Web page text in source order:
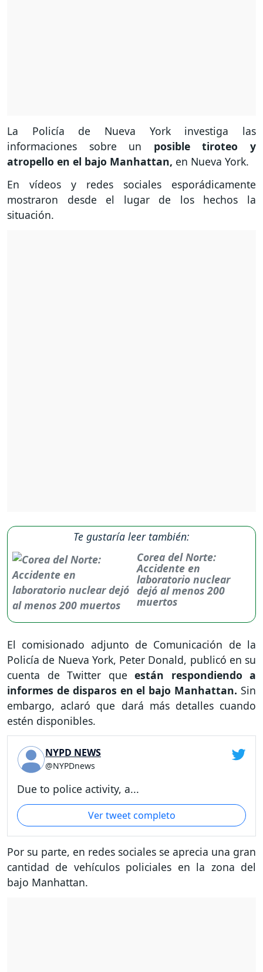
La Policía de Nueva York investiga las
informaciones sobre un posible tiroteo y
atropello en el bajo Manhattan, en Nueva York.
En vídeos y redes sociales esporádicamente
mostraron desde el lugar de los hechos la
situación.
Te gustaría leer también:
Corea del Norte:
Accidente en
laboratorio nuclear
dejó al menos 200
muertos
El comisionado adjunto de Comunicación de la
Policía de Nueva York, Peter Donald, publicó en su
cuenta de Twitter que están respondiendo a
informes de disparos en el bajo Manhattan. Sin
embargo, aclaró que dará más detalles cuando
estén disponibles.
NYPD NEWS
@NYPDnews
Due to police activity, a...
Ver tweet completo
Por su parte, en redes sociales se aprecia una gran
cantidad de vehículos policiales en la zona del
bajo Manhattan.